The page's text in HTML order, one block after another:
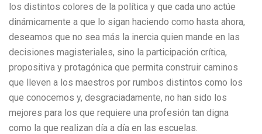
los distintos colores de la política y que cada uno actúe
dinámicamente a que lo sigan haciendo como hasta ahora,
deseamos que no sea más la inercia quien mande en las
decisiones magisteriales, sino la participación crítica,
propositiva y protagónica que permita construir caminos
que lleven a los maestros por rumbos distintos como los
que conocemos y, desgraciadamente, no han sido los
mejores para los que requiere una profesión tan digna
como la que realizan día a día en las escuelas.